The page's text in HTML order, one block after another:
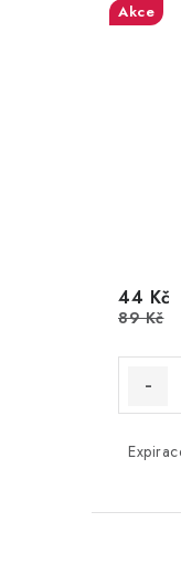
Akce
44 Kč
89 Kč